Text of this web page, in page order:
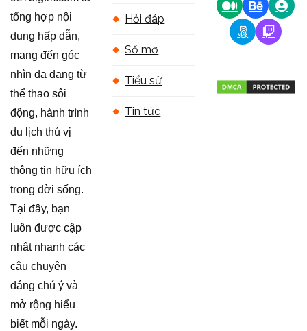
tổng hợp nội
dung hấp dẫn,
mang đến góc
nhìn đa dạng từ
thể thao sôi
động, hành trình
du lịch thú vị
đến những
thông tin hữu ích
trong đời sống.
Tại đây, bạn
luôn được cập
nhật nhanh các
câu chuyện
đáng chú ý và
mở rộng hiểu
biết mỗi ngày.
Hỏi đáp
Sổ mơ
Tiểu sử
Tin tức